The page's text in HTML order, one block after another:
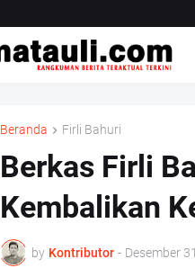
Beranda Firli Bahuri
Berkas Firli
Kembalikan
by Kontributor - Desember